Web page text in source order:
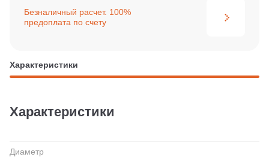
Безналичный расчет. 100%
предоплата по счету
Характеристики
Характеристики
Диаметр